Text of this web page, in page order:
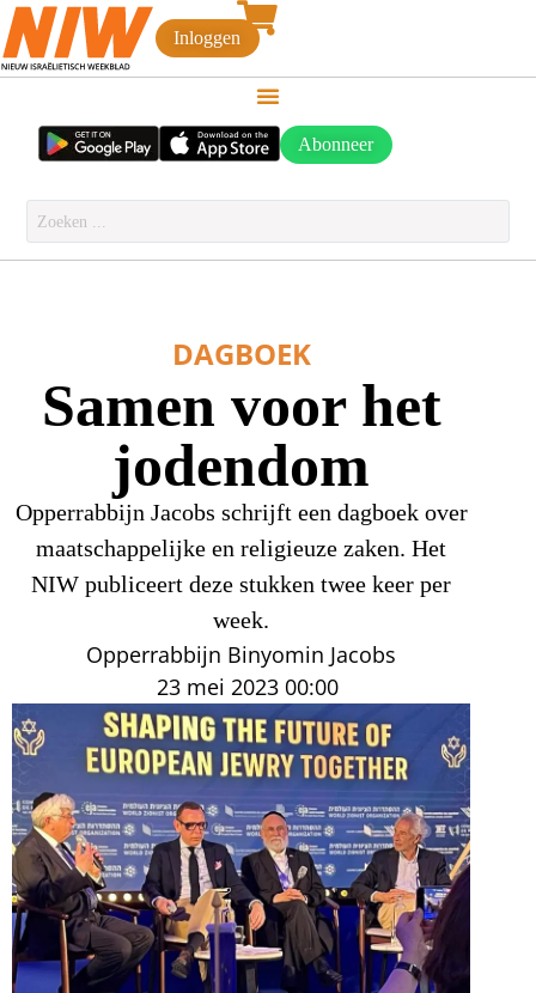
Inloggen
Abonneer
DAGBOEK
Samen voor het
jodendom
Opperrabbijn Jacobs schrijft een dagboek over
maatschappelijke en religieuze zaken. Het
NIW publiceert deze stukken twee keer per
week.
Opperrabbijn Binyomin Jacobs
23 mei 2023 00:00